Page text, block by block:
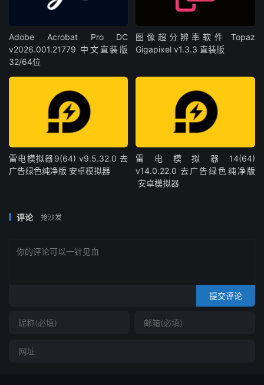
Adobe Acrobat Pro DC
v2026.001.21779 中文直装版
32/64位
图像超分辨率软件 Topaz
Gigapixel v1.3.3 直装版
雷电模拟器9(64) v9.5.32.0 去
广告绿色纯净版 安卓模拟器
雷电模拟器14(64)
v14.0.22.0 去广告绿色纯净版
安卓模拟器
评论 抢沙发
提交评论